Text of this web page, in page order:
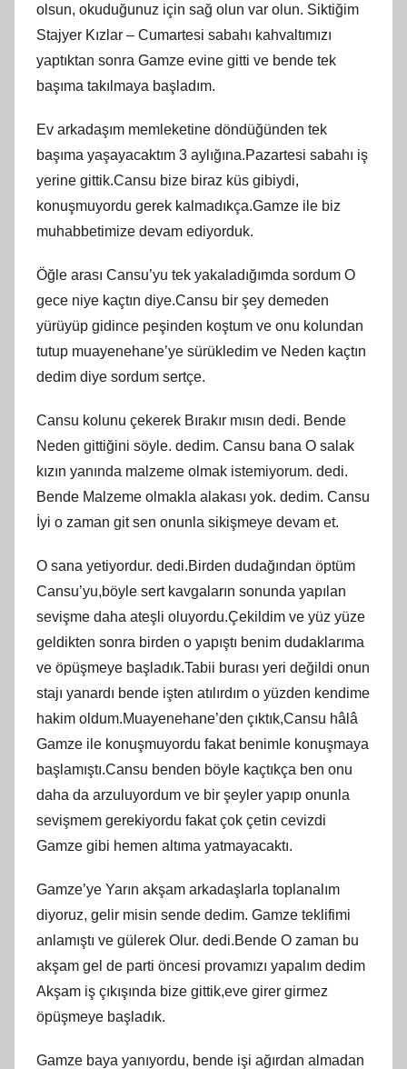
olsun, okuduğunuz için sağ olun var olun. Siktiğim
Stajyer Kızlar – Cumartesi sabahı kahvaltımızı
yaptıktan sonra Gamze evine gitti ve bende tek
başıma takılmaya başladım.
Ev arkadaşım memleketine döndüğünden tek
başıma yaşayacaktım 3 aylığına.Pazartesi sabahı iş
yerine gittik.Cansu bize biraz küs gibiydi,
konuşmuyordu gerek kalmadıkça.Gamze ile biz
muhabbetimize devam ediyorduk.
Öğle arası Cansu’yu tek yakaladığımda sordum O
gece niye kaçtın diye.Cansu bir şey demeden
yürüyüp gidince peşinden koştum ve onu kolundan
tutup muayenehane’ye sürükledim ve Neden kaçtın
dedim diye sordum sertçe.
Cansu kolunu çekerek Bırakır mısın dedi. Bende
Neden gittiğini söyle. dedim. Cansu bana O salak
kızın yanında malzeme olmak istemiyorum. dedi.
Bende Malzeme olmakla alakası yok. dedim. Cansu
İyi o zaman git sen onunla sikişmeye devam et.
O sana yetiyordur. dedi.Birden dudağından öptüm
Cansu’yu,böyle sert kavgaların sonunda yapılan
sevişme daha ateşli oluyordu.Çekildim ve yüz yüze
geldikten sonra birden o yapıştı benim dudaklarıma
ve öpüşmeye başladık.Tabii burası yeri değildi onun
stajı yanardı bende işten atılırdım o yüzden kendime
hakim oldum.Muayenehane’den çıktık,Cansu hâlâ
Gamze ile konuşmuyordu fakat benimle konuşmaya
başlamıştı.Cansu benden böyle kaçtıkça ben onu
daha da arzuluyordum ve bir şeyler yapıp onunla
sevişmem gerekiyordu fakat çok çetin cevizdi
Gamze gibi hemen altıma yatmayacaktı.
Gamze’ye Yarın akşam arkadaşlarla toplanalım
diyoruz, gelir misin sende dedim. Gamze teklifimi
anlamıştı ve gülerek Olur. dedi.Bende O zaman bu
akşam gel de parti öncesi provamızı yapalım dedim
Akşam iş çıkışında bize gittik,eve girer girmez
öpüşmeye başladık.
Gamze baya yanıyordu, bende işi ağırdan almadan